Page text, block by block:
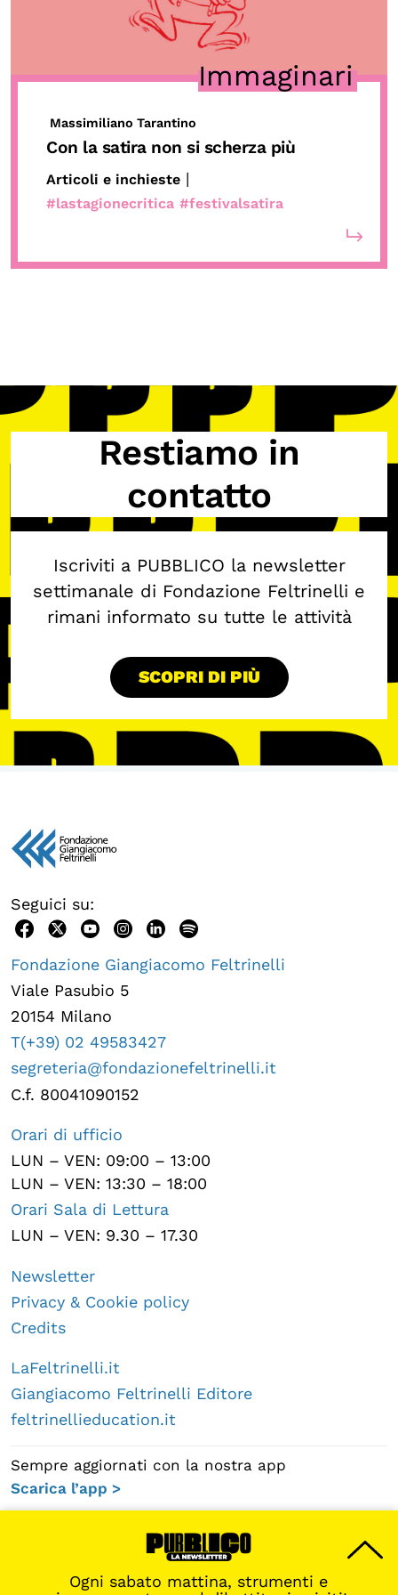
Archivio
Biblioteca
Mostre digitali
Osservatori di ricerca
Storie di Resistenza, ottant’anni dopo
Calendario civile
Elezioni dal mondo
Attività per bambine e bambini
Programmi per le scuole
Classici del Pensiero Politico
Master e Executive Program
Immaginari
Massimiliano Tarantino
Con la satira non si scherza più
Articoli e inchieste |
#lastagionecritica #festivalsatira
Restiamo in
contatto
Iscriviti a PUBBLICO la newsletter
settimanale di Fondazione Feltrinelli e
rimani informato su tutte le attività
SCOPRI DI PIÙ
Ogni sabato mattina, strumenti e
Seguici su:
Fondazione Giangiacomo Feltrinelli
Viale Pasubio 5
20154 Milano
T(+39) 02 49583427
segreteria@fondazionefeltrinelli.it
C.f. 80041090152
Orari di ufficio
LUN – VEN: 09:00 – 13:00
LUN – VEN: 13:30 – 18:00
Orari Sala di Lettura
LUN – VEN: 9.30 – 17.30
Newsletter
Privacy & Cookie policy
Credits
LaFeltrinelli.it
Giangiacomo Feltrinelli Editore
feltrinellieducation.it
Sempre aggiornati con la nostra app
Scarica l’app >